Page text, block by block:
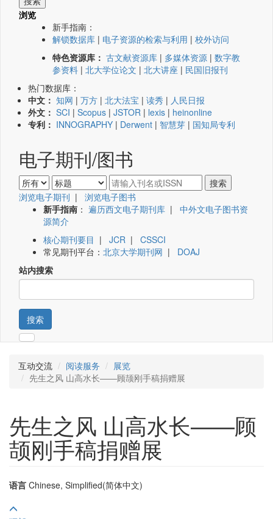
浏览
新手指南：
解锁数据库 | 电子资源的检索与利用 | 校外访问
特色资源库： 古文献资源库 | 多媒体资源 | 数字教
参资料 | 北大学位论文 | 北大讲座 | 民国旧报刊
热门数据库：
中文： 知网 | 万方 | 北大法宝 | 读秀 | 人民日报
外文： SCI | Scopus | JSTOR | lexis | heinonline
专利： INNOGRAPHY | Derwent | 智慧芽 | 国知局专利
电子期刊/图书
浏览电子期刊 | 浏览电子图书
新手指南 ： 遍历西文电子期刊库 | 中外文电子图书资
源简介
核心期刊要目 | JCR | CSSCI
常见期刊平台： 北京大学期刊网 | DOAJ
站内搜索
搜索
互动交流 阅读服务
展览
先生之风 山高水长——顾颉刚手稿捐赠展
先生之风 山高水长——顾
颉刚手稿捐赠展
语言 Chinese, Simplified(简体中文)